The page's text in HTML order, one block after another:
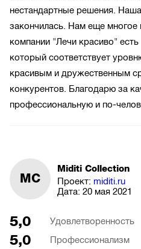
нестандартные решения.
закончилась. Нам еще многое
компании "Лечи красиво" есть
который соответствует
красивым и дружественным
конкурентов. Благодарю за
профессиональную и по-
MC
Miditi Collection
Проект: miditi.ru
Дата: 20 мая 2021
5,0 Удовлетворенность
5,0 Профессионализм